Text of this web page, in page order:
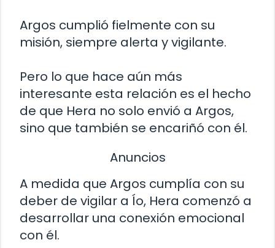
Argos cumplió fielmente con su
misión, siempre alerta y vigilante.
Pero lo que hace aún más
interesante esta relación es el hecho
de que Hera no solo envió a Argos,
sino que también se encariñó con él.
Anuncios
A medida que Argos cumplía con su
deber de vigilar a Ío, Hera comenzó a
desarrollar una conexión emocional
con él.